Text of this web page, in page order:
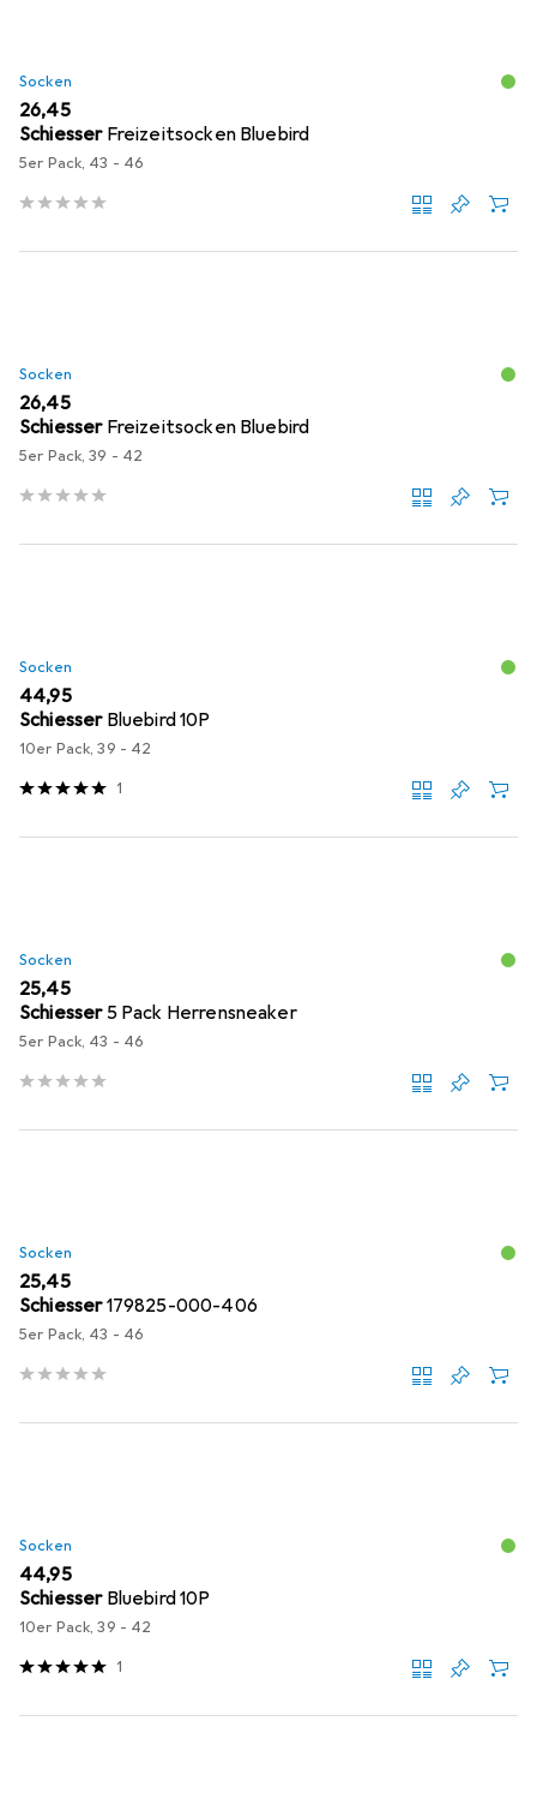
Socken
EUR
26,45
Schiesser Freizeitsocken Bluebird
5er Pack, 43 - 46
Socken
EUR
26,45
Schiesser Freizeitsocken Bluebird
5er Pack, 39 - 42
Socken
EUR
44,95
Schiesser Bluebird 10P
10er Pack, 39 - 42
1
Socken
EUR
25,45
Schiesser5 Pack Herrensneaker
5er Pack, 43 - 46
Socken
EUR
25,45
Schiesser179825-000-406
5er Pack, 43 - 46
Socken
EUR
44,95
Schiesser Bluebird 10P
10er Pack, 39 - 42
1